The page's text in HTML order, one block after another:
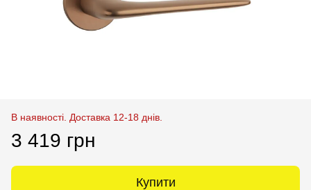
В наявності. Доставка 12-18 днів.
3 419 грн
Купити